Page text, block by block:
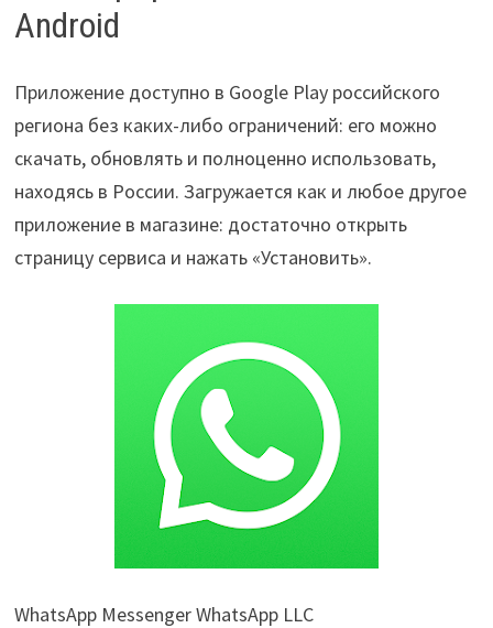
Android
Приложение доступно в Google Play российского
региона без каких-либо ограничений: его можно
скачать, обновлять и полноценно использовать,
находясь в России. Загружается как и любое другое
приложение в магазине: достаточно открыть
страницу сервиса и нажать «Установить».
WhatsApp Messenger WhatsApp LLC